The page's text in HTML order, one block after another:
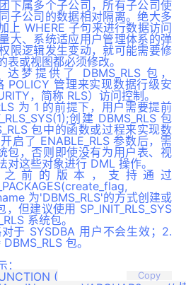
下属多个子公司，所有子公司使
子公司的数据相对隔离。绝大多
上 WHERE 子句来进行数据访问
大、系统适应用户管理体系的弹
限逻辑发生变动，就可能需要修
或视图都必须修改。
梦提供了 DBMS_RLS 包，
POLICY 管理来实现数据行级安
，简称 RLS）访问控制。
为 1 的前提下，用户需要提前
创建 DBMS_RLS 包
包中的函数或过程来实现数
启了 ENABLE_RLS 参数后，需
包，否则即使没有为用户表、视
对这些对象进行 DML 操作。
之前的版本，支持通过
为'DBMS_RLS'的方式创建或
但建议使用 SP_INIT_RLS_SYS
系统包。
于 SYSDBA 用户不会生效；2.
包。
Copy
(